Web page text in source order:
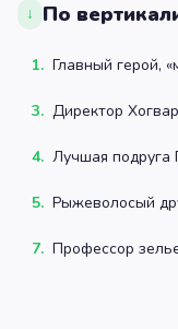
↓ По
1. Главный герой,
3. Директор
4. Лучшая подруга
5. Рыжеволосый
7. Профессор